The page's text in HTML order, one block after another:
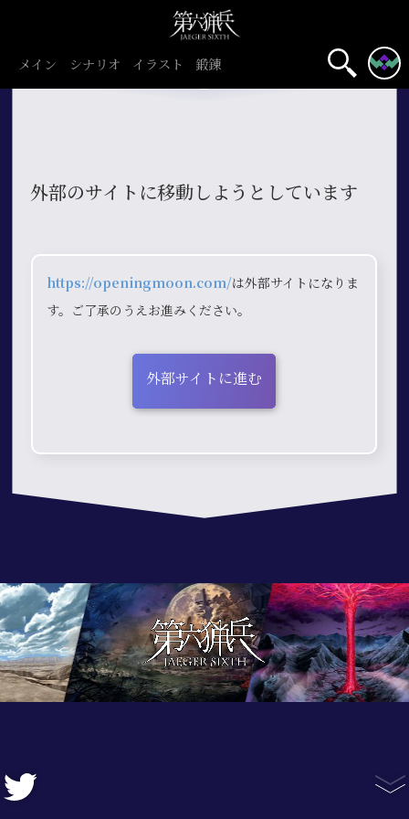
メイン シナリオ イラスト 鍛錬
外部のサイトに移動しようとしています
https://openingmoon.com/は外部サイトになりま
す。ご了承のうえお進みください。
外部サイトに進む